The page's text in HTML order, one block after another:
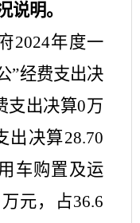
说明。
2024年度一
”经费支出决
支出决算0万
出决算28.70
车购置及运
万元，占36.6